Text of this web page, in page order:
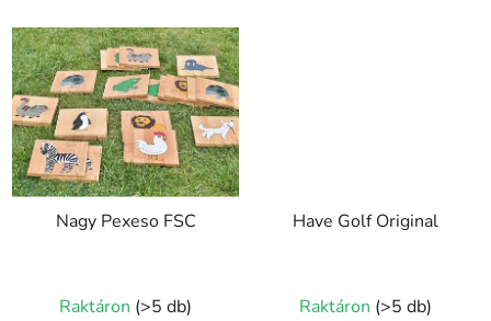
Nagy Pexeso FSC
Raktáron (>5 db)
Have Golf Original
Raktáron (>5 db)